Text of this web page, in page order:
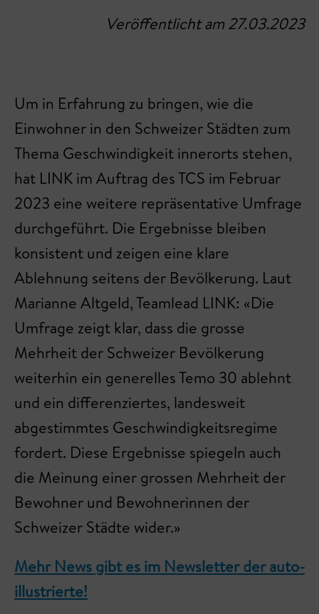
Veröffentlicht am 27.03.2023
Um in Erfahrung zu bringen, wie die
Einwohner in den Schweizer Städten zum
Thema Geschwindigkeit innerorts stehen,
hat LINK im Auftrag des TCS im Februar
2023 eine weitere repräsentative Umfrage
durchgeführt. Die Ergebnisse bleiben
konsistent und zeigen eine klare
Ablehnung seitens der Bevölkerung. Laut
Marianne Altgeld, Teamlead LINK: «Die
Umfrage zeigt klar, dass die grosse
Mehrheit der Schweizer Bevölkerung
weiterhin ein generelles Temo 30 ablehnt
und ein differenziertes, landesweit
abgestimmtes Geschwindigkeitsregime
fordert. Diese Ergebnisse spiegeln auch
die Meinung einer grossen Mehrheit der
Bewohner und Bewohnerinnen der
Schweizer Städte wider.»
Mehr News gibt es im Newsletter der auto-
illustrierte!